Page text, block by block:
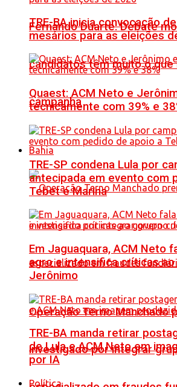
Fernando Duarte: Debate
candidatos têm muito o que
campanha
Bahia
Operação Terno Manchado
investigado por integrar
TRE-BA inicia convocação
mesários para as eleições
Quaest: ACM Neto e
tecnicamente com 39% e
TRE-SP condena Lula por
antecipada em evento com
Tebet e Marina
Em Jaguaquara, ACM Neto
agro e intensifica críticas
Jerônimo
TRE-BA manda retirar
de Lula e ACM Neto em
por IA
Política